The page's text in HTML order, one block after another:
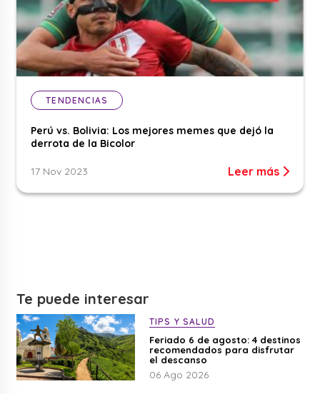
TENDENCIAS
Perú vs. Bolivia: Los mejores memes que dejó la
derrota de la Bicolor
17 Nov 2023 Leer más
Te puede interesar
TIPS Y SALUD
Feriado 6 de agosto: 4 destinos
recomendados para disfrutar
el descanso
06 Ago 2026